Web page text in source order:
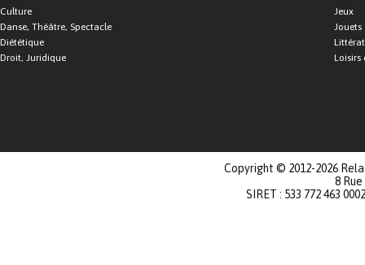
Culture
Danse, Théâtre, Spectacle
Diététique
Droit, Juridique
Jeux
Jouets
Loisirs
Copyright © 2012-2026
8
SIRET : 533 772 463